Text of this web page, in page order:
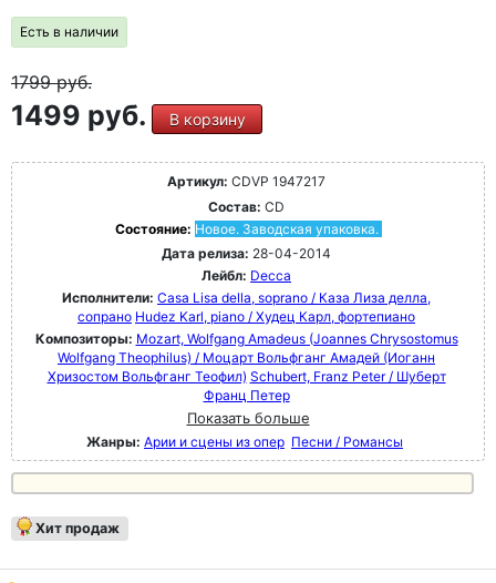
Есть в наличии
1799руб.
1499 руб. В корзину
Артикул: CDVP 1947217
Состав: CD
Состояние: Новое. Заводская упаковка.
Дата релиза: 28-04-2014
Лейбл: Decca
Исполнители: Casa Lisa della, soprano / Каза Лиза делла,
сопрано Hudez Karl, piano / Худец Карл, фортепиано
Композиторы: Mozart, Wolfgang Amadeus (Joannes Chrysostomus
Wolfgang Theophilus) / Моцарт Вольфганг Амадей (Иоганн
Хризостом Вольфганг Теофил) Schubert, Franz Peter / Шуберт
Франц Петер
Показать больше
Жанры: Арии и сцены из опер Песни / Романсы
Хит продаж